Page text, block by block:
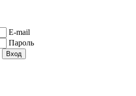
E-mail
Пароль
Вход